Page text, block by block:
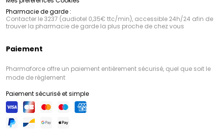
Pharmacie de garde :
Contacter le 3237 (audiotel 0,35€ ttc/min), accessible 24h/24 afin de
trouver la pharmacie de garde la plus proche de chez vous
Paiement
Pharmaforce offre un paiement entièrement sécurisé, quel que soit le
mode de règlement
Paiement sécurisé et simple